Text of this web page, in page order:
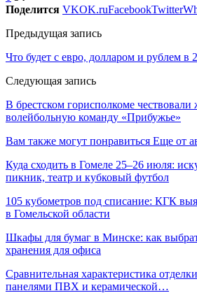
Поделится VKOK.ruFacebookTwitter
Предыдущая запись
Что будет с евро, долларом и рублем в
Следующая запись
В брестском горисполкоме
волейбольную команду «Прибужье»
Вам также могут понравиться Еще от
Куда сходить в Гомеле 25–26 июля:
пикник, театр и кубковый футбол
105 кубометров под списание: КГК
в Гомельской области
Шкафы для бумаг в Минске: как
хранения для офиса
Сравнительная характеристика
панелями ПВХ и керамической…